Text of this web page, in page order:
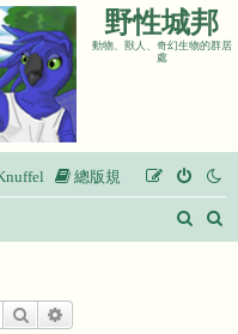
野性城邦
動物、獸人、奇幻生物的群居
處
總版規
搜
搜尋